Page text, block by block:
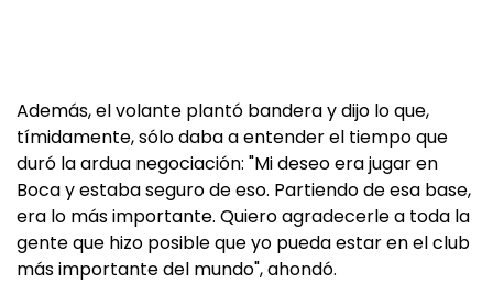
Además, el volante plantó bandera y dijo lo que,
tímidamente, sólo daba a entender el tiempo que
duró la ardua negociación: "Mi deseo era jugar en
Boca y estaba seguro de eso. Partiendo de esa base,
era lo más importante. Quiero agradecerle a toda la
gente que hizo posible que yo pueda estar en el club
más importante del mundo", ahondó.